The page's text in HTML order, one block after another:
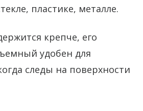
пластике, металле.
крепче, его
удобен для
следы на поверхности